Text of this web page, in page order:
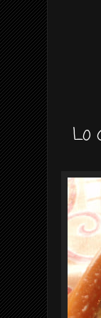
Lo